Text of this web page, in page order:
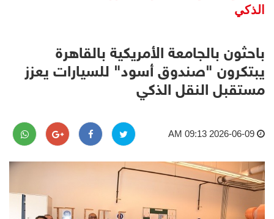
الذكي
باحثون بالجامعة الأمريكية بالقاهرة
يبتكرون "صندوق أسود" للسيارات يعزز
مستقبل النقل الذكي
2026-06-09 09:13 AM